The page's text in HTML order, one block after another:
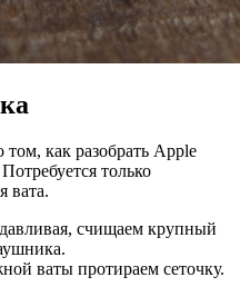
как разобрать Apple
только
вата.
счищаем крупный
ваты протираем сеточку.